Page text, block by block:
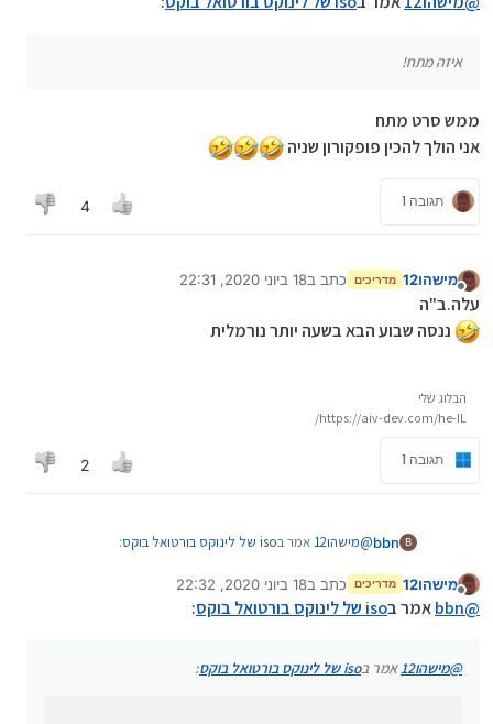
איזה מתח!
ממש סרט מתח
אני הולך להכין פופקורון שניה
תגובה 1 4
מנותק
מישהו12 מדריכים כתב ב18 ביוני 2020, 22:31
נערך לאחרונה על ידי
עלה.ב"ה
ננסה שבוע הבא בשעה יותר נורמלית
הבלוג שלי
https://aiv-dev.com/he-IL/
תגובה 1 2
B
bbn
@מישהו12 אמר בiso של לינוקס בורטואל בוקס :
איזה מתח!
ממש סרט מתח
אני הולך להכין פופקורון שניה
מנותק
מישהו12 מדריכים כתב ב18 ביוני 2020, 22:32
נערך לאחרונה על ידי
@
bbnאמר בiso של לינוקס בורטואל בוקס :
@מישהו12 אמר בiso של לינוקס בורטואל בוקס :